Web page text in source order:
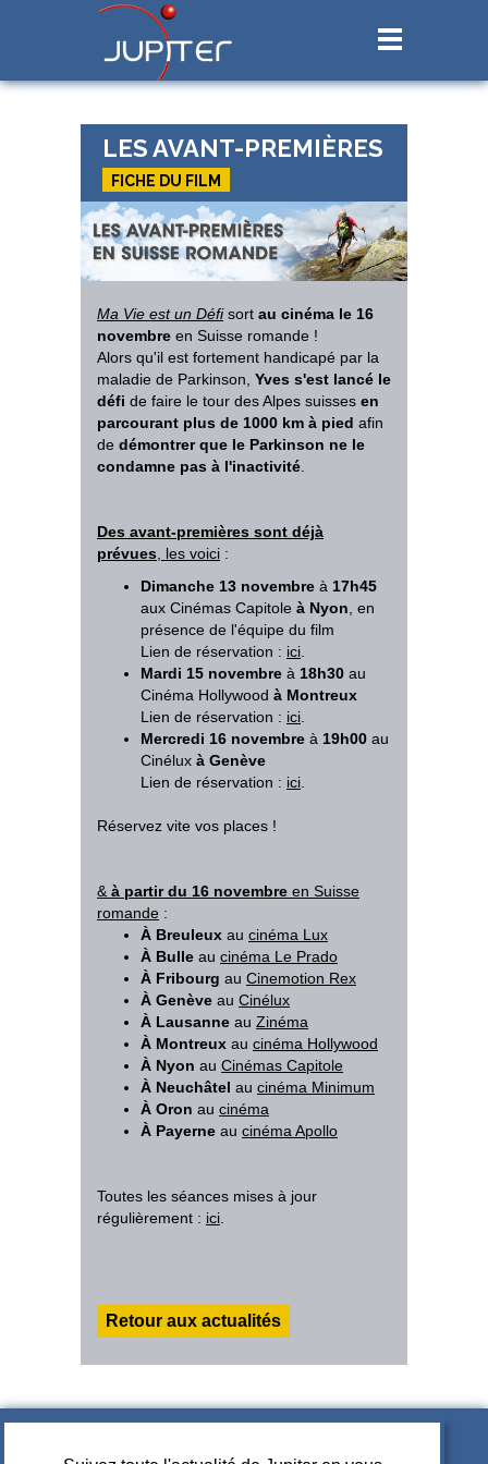
LES AVANT-PREMIÈRES
FICHE DU FILM
Ma Vie est un Défisort au cinéma le 16
novembre en Suisse romande !
Alors qu'il est fortement handicapé par la
maladie de Parkinson, Yves s'est lancé le
défi de faire le tour des Alpes suisses en
parcourant plus de 1000 km à pied afin
de démontrer que le Parkinson ne le
condamne pas à l'inactivité.
Des avant-premières sont déjà
prévues, les voici :
Dimanche 13 novembre à 17h45
aux Cinémas Capitole à Nyon, en
présence de l'équipe du film
Lien de réservation : ici.
Mardi 15 novembre à 18h30 au
Cinéma Hollywood à Montreux
Lien de réservation : ici.
Mercredi 16 novembre à 19h00 au
Cinélux à Genève
Lien de réservation : ici.
Réservez vite vos places !
& à partir du 16 novembre en Suisse
romande :
À Breuleux au cinéma Lux
À Bulle au cinéma Le Prado
À Fribourg au Cinemotion Rex
À Genève au Cinélux
À Lausanne au Zinéma
À Montreux au cinéma Hollywood
À Nyon au Cinémas Capitole
À Neuchâtel au cinéma Minimum
À Oron au cinéma
À Payerne au cinéma Apollo
Toutes les séances mises à jour
régulièrement : ici.
Retour aux actualités